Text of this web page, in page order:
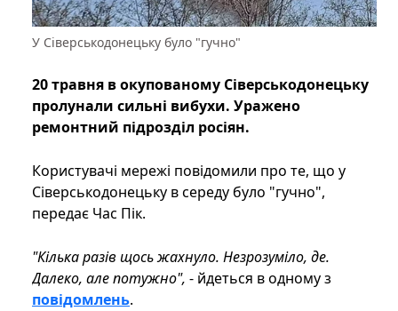
У Сіверськодонецьку було "гучно"
20 травня в окупованому Сіверськодонецьку
пролунали сильні вибухи. Уражено
ремонтний підрозділ росіян.
Користувачі мережі повідомили про те, що у
Сіверськодонецьку в середу було "гучно",
передає Час Пік.
"Кілька разів щось жахнуло. Незрозуміло, де.
Далеко, але потужно", - йдеться в одному з
повідомлень.